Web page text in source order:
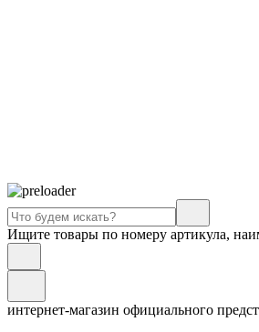
Ищите товары по номеру артикула,
интернет-магазин официального